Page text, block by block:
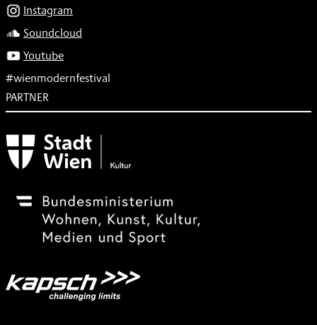
Instagram
Soundcloud
Youtube
#wienmodernfestival
PARTNER
Subventionsgeber